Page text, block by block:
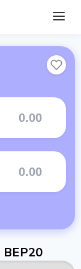
BEP20